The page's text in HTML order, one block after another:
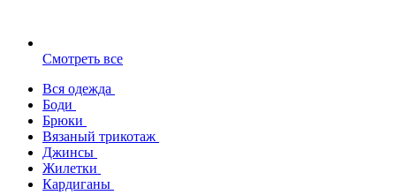
Смотреть все
Вся одежда
Боди
Брюки
Вязаный трикотаж
Джинсы
Жилетки
Кардиганы